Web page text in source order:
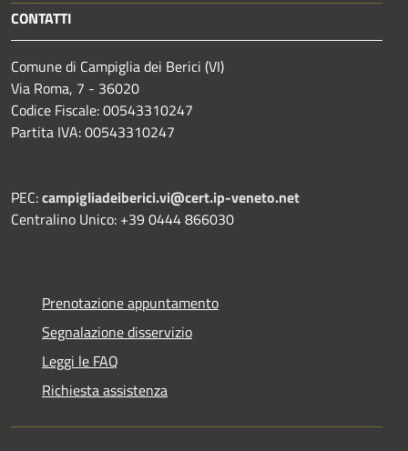
CONTATTI
Comune di Campiglia dei Berici (VI)
Via Roma, 7 - 36020
Codice Fiscale: 00543310247
Partita IVA: 00543310247
PEC:campigliadeiberici.vi@cert.ip-veneto.net
Centralino Unico: +39 0444 866030
Prenotazione appuntamento
Segnalazione disservizio
Leggi le FAQ
Richiesta assistenza